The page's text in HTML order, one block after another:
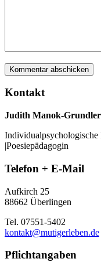
Kontakt
Judith Manok-Grundler
Individualpsychologische
|Poesiepädagogin
Telefon + E-Mail
Aufkirch 25
88662 Überlingen
Tel. 07551-5402
kontakt@mutigerleben.de
Pflichtangaben